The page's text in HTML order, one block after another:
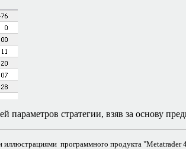
параметров стратегии, взяв за основу
программного продукта